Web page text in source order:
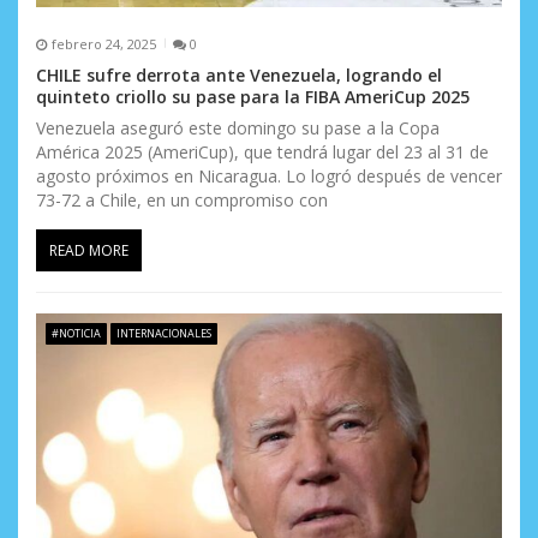
febrero 24, 2025 0
CHILE sufre derrota ante Venezuela, logrando el
quinteto criollo su pase para la FIBA AmeriCup 2025
Venezuela aseguró este domingo su pase a la Copa
América 2025 (AmeriCup), que tendrá lugar del 23 al 31 de
agosto próximos en Nicaragua. Lo logró después de vencer
73-72 a Chile, en un compromiso con
READ MORE
#NOTICIA INTERNACIONALES